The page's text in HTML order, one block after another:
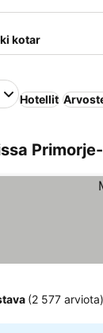
Hotellit
(2 577 arviota)